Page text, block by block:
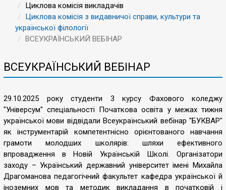
Циклова комісія викладачів
Циклова комісія з видавничої справи, культури та
української філології
ВСЕУКРАЇНСЬКИЙ ВЕБІНАР
ВСЕУКРАЇНСЬКИЙ ВЕБІНАР
29.10.2025 року студенти 3 курсу Фахового коледжу
"Універсум" спеціальності Початкова освіта у межах тижня
української мови відвідали Всеукраїнський вебінар "БУКВАР"
як інструментарій компетентнісно орієнтованого навчання
грамоти молодших школярів: шляхи ефективного
впровадження в Новій Українській Школі. Організатори
заходу – Український державний університет імені Михайла
Драгоманова педагогічний факультет кафедра української й
іноземних мов та методик викладання в початковій і